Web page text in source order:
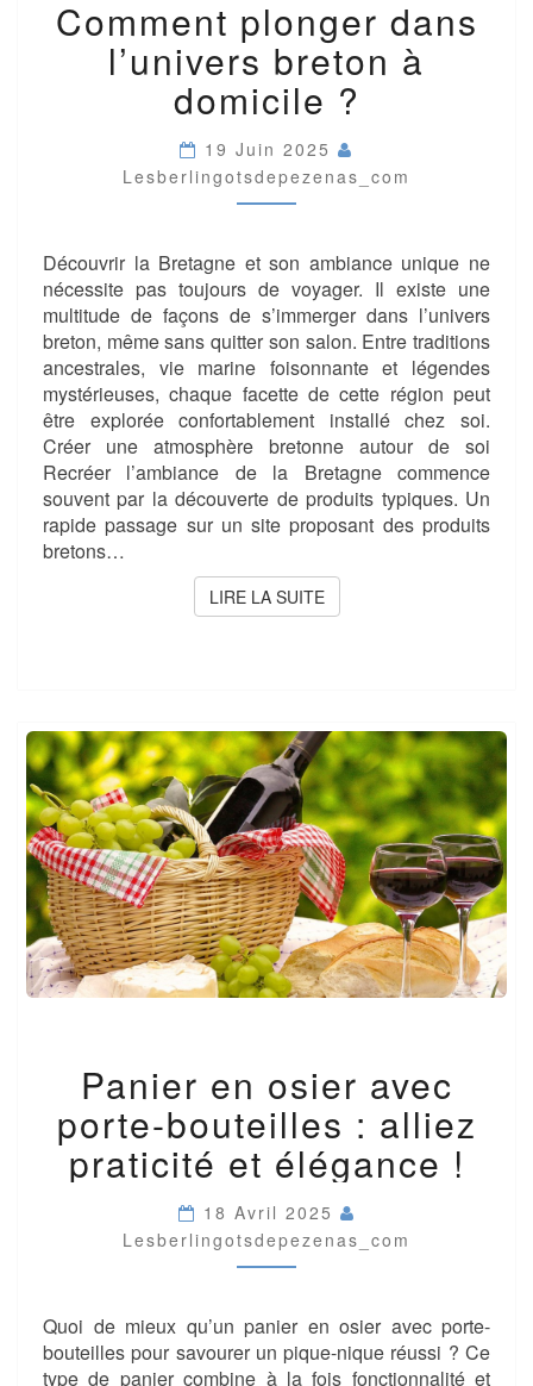
PLONGER
DANS
L’UNIVERS
BRETON
À
?
Comment plonger dans
l’univers breton à
domicile ?
19 Juin 2025
Lesberlingotsdepezenas_com
Découvrir la Bretagne et son ambiance unique ne
nécessite pas toujours de voyager. Il existe une
multitude de façons de s’immerger dans l’univers
breton, même sans quitter son salon. Entre traditions
ancestrales, vie marine foisonnante et légendes
mystérieuses, chaque facette de cette région peut
être explorée confortablement installé chez soi.
Créer une atmosphère bretonne autour de soi
Recréer l’ambiance de la Bretagne commence
souvent par la découverte de produits typiques. Un
rapide passage sur un site proposant des produits
bretons…
LIRE LA SUITELIRE LA SUITE
EN
OSIER
AVEC
PORTE-
BOUTEILLES
ALLIEZ
PRATICITÉ
ET
Panier en osier avec
porte-bouteilles : alliez
praticité et élégance !
18 Avril 2025
Lesberlingotsdepezenas_com
Quoi de mieux qu’un panier en osier avec porte-
bouteilles pour savourer un pique-nique réussi ? Ce
type de panier combine à la fois fonctionnalité et